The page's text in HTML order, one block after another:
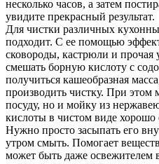
несколько часов, а затем
увидите прекрасный результат.
Для чистки различных
подходит. С ее помощью
сковороды, кастрюли и прочая
смешать борную кислоту с
получиться кашеобразная
производить чистку. При этом
посуду, но и мойку из
кислоты в чистом виде хорошо
Нужно просто засыпать его
утром смыть. Помогает
может быть даже освежителем